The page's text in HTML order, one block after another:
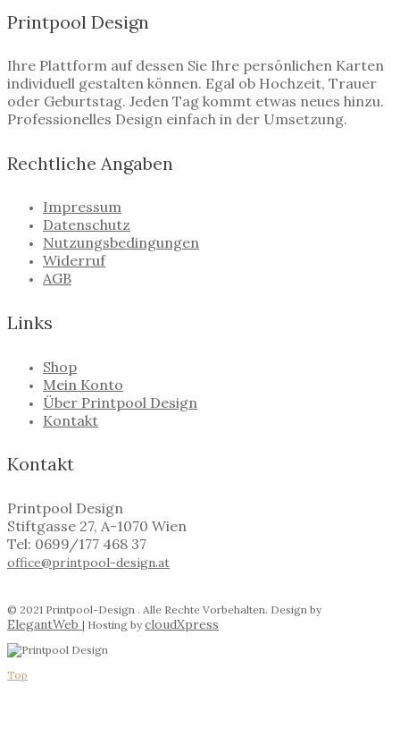
Printpool Design
Ihre Plattform auf dessen Sie Ihre persönlichen Karten
individuell gestalten können. Egal ob Hochzeit, Trauer
oder Geburtstag. Jeden Tag kommt etwas neues hinzu.
Professionelles Design einfach in der Umsetzung.
Rechtliche Angaben
Impressum
Datenschutz
Nutzungsbedingungen
Widerruf
AGB
Links
Shop
Mein Konto
Über Printpool Design
Kontakt
Kontakt
Printpool Design
Stiftgasse 27, A-1070 Wien
Tel: 0699/177 468 37
office@printpool-design.at
© 2021 Printpool-Design . Alle Rechte Vorbehalten. Design by
ElegantWeb | Hosting by cloudXpress
Top